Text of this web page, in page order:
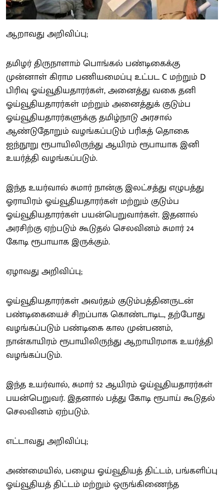
ஆறாவது அறிவிப்பு;
தமிழர் திருநாளாம் பொங்கல் பண்டிகைக்கு
முன்னாள் கிராம பணியமைப்பு உட்பட C மற்றும் D
பிரிவு ஓய்வூதியதாரர்கள், அனைத்து வகை தனி
ஓய்வூதியதாரர்கள் மற்றும் அனைத்துக் குடும்ப
ஓய்வூதியதாரர்களுக்கு தமிழ்நாடு அரசால்
ஆண்டுதோறும் வழங்கப்படும் பரிசுத் தொகை
ஐந்நூறு ரூபாயிலிருந்து ஆயிரம் ரூபாயாக இனி
உயர்த்தி வழங்கப்படும்.
இந்த உயர்வால் சுமார் நான்கு இலட்சத்து எழுபத்து
ஓராயிரம் ஓய்வூதியதாரர்கள் மற்றும் குடும்ப
ஓய்வூதியதாரர்கள் பயன்பெறுவார்கள். இதனால்
அரசிற்கு ஏற்படும் கூடுதல் செலவினம் சுமார் 24
கோடி ரூபாயாக இருக்கும்.
ஏழாவது அறிவிப்பு;
ஓய்வூதியதாரர்கள் அவர்தம் குடும்பத்தினருடன்
பண்டிகையைச் சிறப்பாக கொண்டாடிட, தற்போது
வழங்கப்படும் பண்டிகை கால முன்பணம்,
நான்காயிரம் ரூபாயிலிருந்து ஆறாயிரமாக உயர்த்தி
வழங்கப்படும்.
இந்த உயர்வால், சுமார் 52 ஆயிரம் ஓய்வூதியதாரர்கள்
பயன்பெறுவர். இதனால் பத்து கோடி ரூபாய் கூடுதல்
செலவினம் ஏற்படும்.
எட்டாவது அறிவிப்பு;
அண்மையில், பழைய ஓய்வூதியத் திட்டம், பங்களிப்பு
ஓய்வூதியத் திட்டம் மற்றும் ஒருங்கிணைந்த